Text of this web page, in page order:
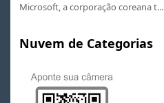
Microsoft, a corporação coreana t...
Nuvem de Categorias